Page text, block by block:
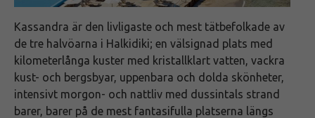
Kassandra är den livligaste och mest tätbefolkade av
de tre halvöarna i Halkidiki; en välsignad plats med
kilometerlånga kuster med kristallklart vatten, vackra
kust- och bergsbyar, uppenbara och dolda skönheter,
intensivt morgon- och nattliv med dussintals strand
barer, barer på de mest fantasifulla platserna längs